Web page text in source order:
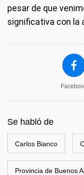
pesar de que
significativa con la
Se habló de
Carlos Bianco
Provincia de Buenos